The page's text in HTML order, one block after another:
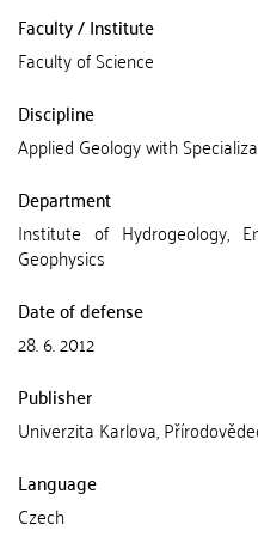
Faculty / Institute
Faculty of Science
Discipline
Applied Geology with
Department
Institute of Hydrogeology,
Geophysics
Date of defense
28. 6. 2012
Publisher
Univerzita Karlova,
Language
Czech